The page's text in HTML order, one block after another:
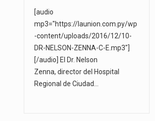
[audio
mp3="https://launion.com.py/wp
-content/uploads/2016/12/10-
DR-NELSON-ZENNA-C-E.mp3"]
[/audio] El Dr. Nelson
Zenna, director del Hospital
Regional de Ciudad…